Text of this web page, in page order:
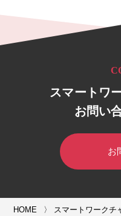
HOME スマートワークチ
スマートワ
お問い
お